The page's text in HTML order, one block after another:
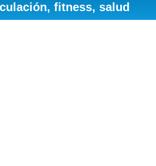
v
fitness, salud